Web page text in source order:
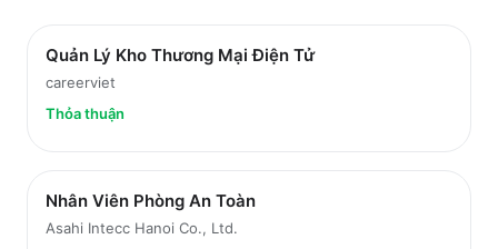
Quản Lý Kho Thương Mại Điện Tử
careerviet
Thỏa thuận
Nhân Viên Phòng An Toàn
Asahi Intecc Hanoi Co., Ltd.